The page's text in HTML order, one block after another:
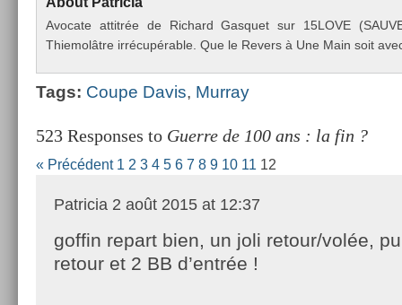
Avocate at­titrée de Ric­hard Gas­quet sur 15LOVE
Thiemolâtre irrécupérable. Que le Re­v­ers à Une Main soit
Tags: Coupe Davis, Mur­ray
523 Responses to Guerre de 100 ans : la fin ?
« Précédent 1 2 3 4 5 6 7 8 9 10 11 12
Patricia 2 août 2015 at 12:37
goffin repart bien, un joli retour/volée,
retour et 2 BB d’entrée !